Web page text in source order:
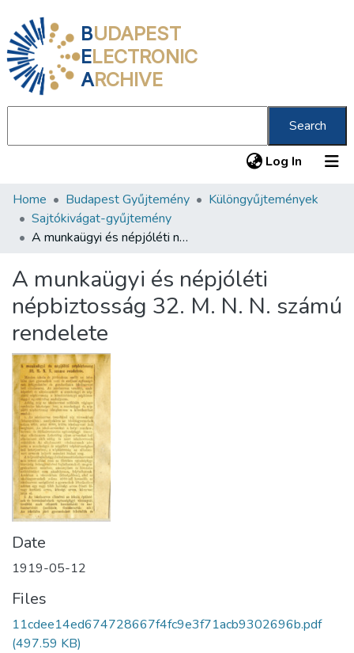
BUDAPEST
ELECTRONIC
ARCHIVE
Search
Log In (current)
Communities & Collections
All of DSpace
About us
Home Budapest Gyűjtemény
Különgyűjtemények
Sajtókivágat-gyűjtemény
A munkaügyi és népjóléti népbiztosság 32. M. N. N. számú rendelete
A munkaügyi és népjóléti
népbiztosság 32. M. N. N. számú
rendelete
Date
1919-05-12
Files
11cdee14ed674728667f4fc9e3f71acb9302696b.pdf
(497.59 KB)